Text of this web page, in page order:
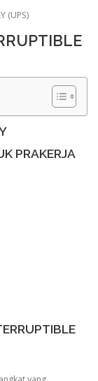
(UPS)
PRAKERJA